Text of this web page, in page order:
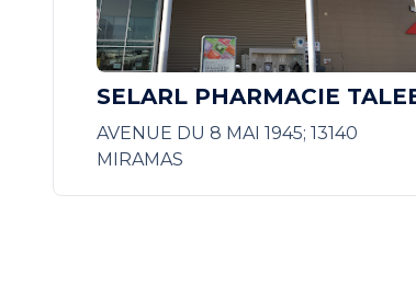
SELARL PHARMACIE
AVENUE DU 8 MAI 1945; 13140
MIRAMAS